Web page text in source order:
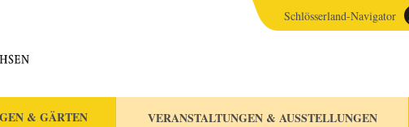
& GÄRTEN VERANSTALTUNGEN & AUSSTELLUNGEN
Schlösserland-Navigator